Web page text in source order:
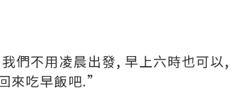
們不用凌晨出發, 早上六時也可以
來吃早飯吧.”